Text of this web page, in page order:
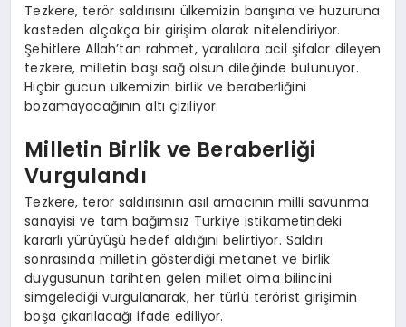
Tezkere, terör saldırısını ülkemizin barışına ve huzuruna
kasteden alçakça bir girişim olarak nitelendiriyor.
Şehitlere Allah’tan rahmet, yaralılara acil şifalar dileyen
tezkere, milletin başı sağ olsun dileğinde bulunuyor.
Hiçbir gücün ülkemizin birlik ve beraberliğini
bozamayacağının altı çiziliyor.
Milletin Birlik ve Beraberliği
Vurgulandı
Tezkere, terör saldırısının asıl amacının milli savunma
sanayisi ve tam bağımsız Türkiye istikametindeki
kararlı yürüyüşü hedef aldığını belirtiyor. Saldırı
sonrasında milletin gösterdiği metanet ve birlik
duygusunun tarihten gelen millet olma bilincini
simgelediği vurgulanarak, her türlü terörist girişimin
boşa çıkarılacağı ifade ediliyor.